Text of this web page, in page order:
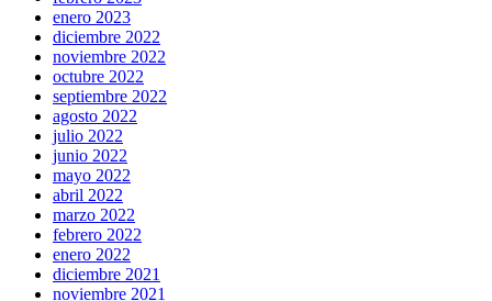
enero 2023
diciembre 2022
noviembre 2022
octubre 2022
septiembre 2022
agosto 2022
julio 2022
junio 2022
mayo 2022
abril 2022
marzo 2022
febrero 2022
enero 2022
diciembre 2021
noviembre 2021